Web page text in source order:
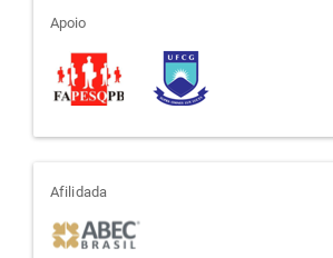
apoio
Apoio
afiliada
Afilidada